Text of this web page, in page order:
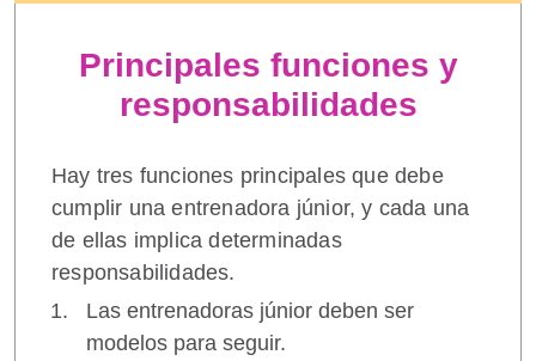
Principales funciones y
responsabilidades
Hay tres funciones principales que debe
cumplir una entrenadora júnior, y cada una
de ellas implica determinadas
responsabilidades.
Las entrenadoras júnior deben ser
modelos para seguir.